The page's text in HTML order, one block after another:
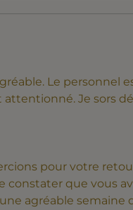
Le personnel
Je sors
pour votre
constater que vous
agréable semaine